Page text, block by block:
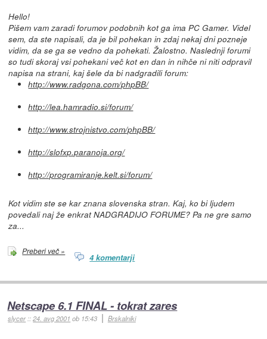
Hello!
Pišem vam zaradi forumov podobnih kot ga ima PC Gamer. Videl
sem, da ste napisali, da je bil pohekan in zdaj nekaj dni pozneje
vidim, da se ga se vedno da pohekati. Žalostno. Naslednji forumi
so tudi skoraj vsi pohekani več kot en dan in nihče ni niti odpravil
napisa na strani, kaj šele da bi nadgradili forum:
http://www.radgona.com/phpBB/
http://lea.hamradio.si/forum/
http://www.strojnistvo.com/phpBB/
http://slofxp.paranoja.org/
http://programiranje.kelt.si/forum/
Kot vidim ste se kar znana slovenska stran. Kaj, ko bi ljudem
povedali naj že enkrat NADGRADIJO FORUME? Pa ne gre samo
za...
Preberi več »
4 komentarji
Netscape 6.1 FINAL - tokrat zares
slycer ::24. avg 2001 ob 15:43 Brskalniki